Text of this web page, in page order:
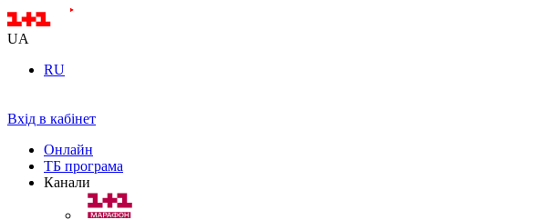
UA
RU
Вхід в кабінет
Онлайн
ТБ програма
Канали